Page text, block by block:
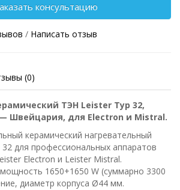
консультацию
/ Написать отзыв
(0)
ТЭН Leister Typ 32,
— Швейцария, для Electron и Mistral.
керамический нагревательный
для профессиональных аппаратов
Electron и Leister Mistral.
1650+1650 W (суммарно 3300
диаметр корпуса Ø44 мм.